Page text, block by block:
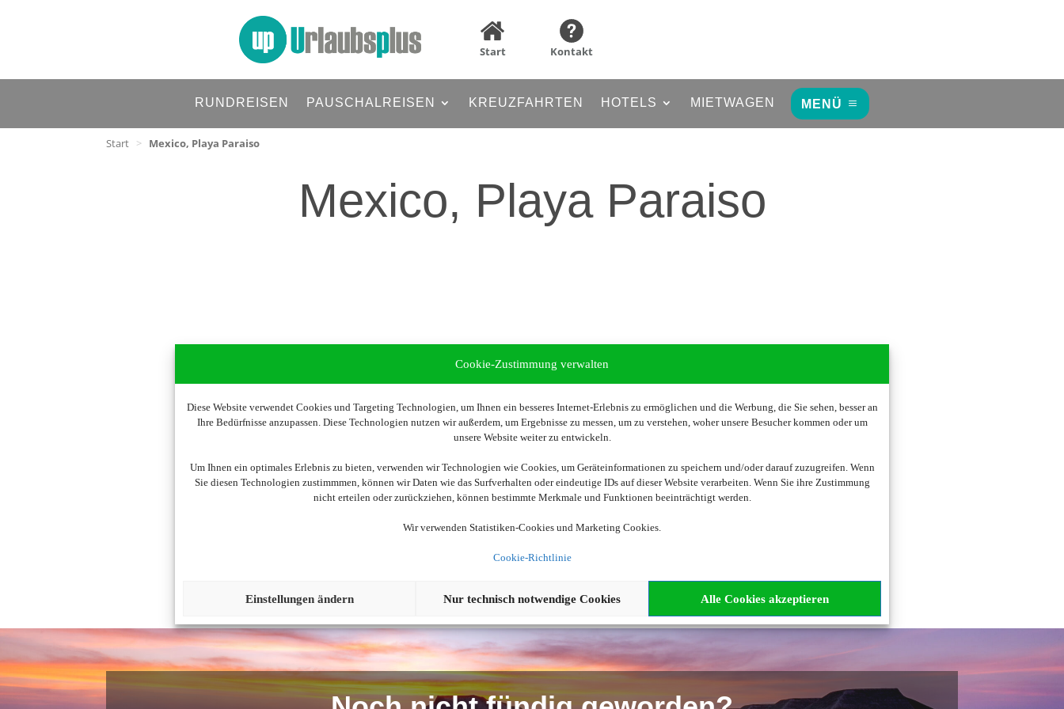
Cookie-Zustimmung verwalten
Diese Website verwendet Cookies und Targeting Technologien, um Ihnen ein besseres Internet-Erlebnis zu ermöglichen und die Werbung, die Sie sehen, besser an
Ihre Bedürfnisse anzupassen. Diese Technologien nutzen wir außerdem, um Ergebnisse zu messen, um zu verstehen, woher unsere Besucher kommen oder um
unsere Website weiter zu entwickeln.
Um Ihnen ein optimales Erlebnis zu bieten, verwenden wir Technologien wie Cookies, um Geräteinformationen zu speichern und/oder darauf zuzugreifen. Wenn
Sie diesen Technologien zustimmmen, können wir Daten wie das Surfverhalten oder eindeutige IDs auf dieser Website verarbeiten. Wenn Sie ihre Zustimmung
nicht erteilen oder zurückziehen, können bestimmte Merkmale und Funktionen beeinträchtigt werden.
Wir verwenden Statistiken-Cookies und Marketing Cookies.
Cookie-Richtlinie
Alle Cookies akzeptieren
Nur technisch notwendige Cookies
Einstellungen ändern
Start Kontakt
RUNDREISEN PAUSCHALREISEN KREUZFAHRTEN HOTELS MIETWAGEN MENÜ
Start > Mexico, Playa Paraiso
Mexico, Playa Paraiso
Wir brauchen Ihre Einwilligung
Um diesen Inhalt darzustellen, aktivieren Sie bitte die Cookies. Es werden ggf. personenbezogene Daten verarbeitet.